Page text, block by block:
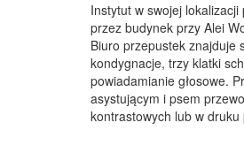
Instytut w swojej
przez budynek przy Alei
Biuro przepustek znajduje
kondygnacje, trzy klatki
powiadamianie głosowe.
asystującym i psem
kontrastowych lub w